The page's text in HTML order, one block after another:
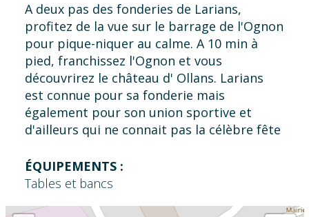
A deux pas des fonderies de Larians,
profitez de la vue sur le barrage de l'Ognon
pour pique-niquer au calme. A 10 min à
pied, franchissez l'Ognon et vous
découvrirez le château d' Ollans. Larians
est connue pour sa fonderie mais
également pour son union sportive et
d'ailleurs qui ne connait pas la célèbre fête
ÉQUIPEMENTS :
Tables et bancs